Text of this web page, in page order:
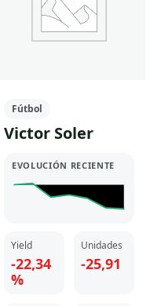
Fútbol
Victor Soler
EVOLUCIÓN RECIENTE
Yield
-22,34
%
Unidades
-25,91